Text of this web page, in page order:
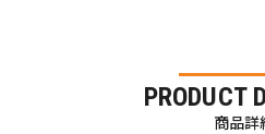
PRODUCT
商品詳